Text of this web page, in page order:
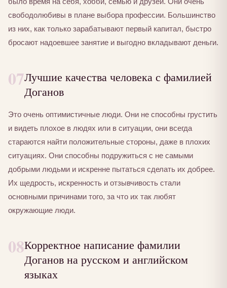
свободолюбивы в плане выбора профессии. Большинство
из них, как только зарабатывают первый капитал, быстро
бросают надоевшее занятие и выгодно вкладывают деньги.
07Лучшие качества человека с фамилией
Доганов
Это очень оптимистичные люди. Они не способны грустить
и видеть плохое в людях или в ситуации, они всегда
стараются найти положительные стороны, даже в плохих
ситуациях. Они способны подружиться с не самыми
добрыми людьми и искренне пытаться сделать их добрее.
Их щедрость, искренность и отзывчивость стали
основными причинами того, за что их так любят
окружающие люди.
08Корректное написание фамилии
Доганов на русском и английском
языках